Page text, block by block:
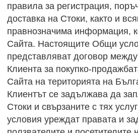
правила за регистрация,
доставка на Стоки, както и
правнозначима информация,
Сайта. Настоящите Общи
представляват договор
Клиента за покупко-
Сайта на територията на
Клиентът се задължава да
Стоки и свързаните с тях
условия уреждат правата и